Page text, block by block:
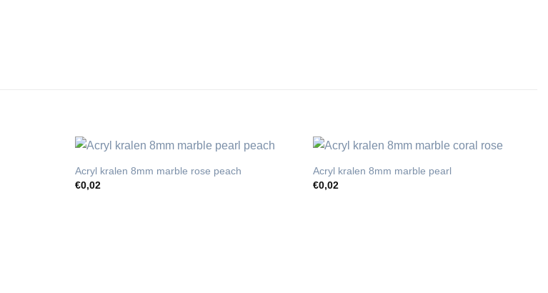
Acryl kralen 8mm marble rose peach
€0,02
Acryl kralen 8mm marble pearl
€0,02